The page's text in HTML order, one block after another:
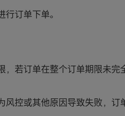
订单下单。
，若订单在整个订单期限未完
风控或其他原因导致失败，订